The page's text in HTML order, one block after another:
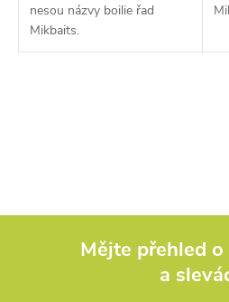
nesou názvy boilie řad
Mikbaits.
á
Mějte přehled
a